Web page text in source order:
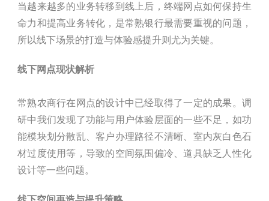
当越来越多的业务转移到线上后，终端网点如何保持生
命力和提高业务转化，是常熟银行最需要重视的问题，
所以线下场景的打造与体验感提升则尤为关键。
线下网点现状解析
常熟农商行在网点的设计中已经取得了一定的成果。调
研中我们发现了功能与用户体验层面的一些不足，如功
能模块划分散乱、客户办理路径不清晰、室内灰白色石
材过度使用等，导致的空间氛围偏冷、道具缺乏人性化
设计等一些问题。